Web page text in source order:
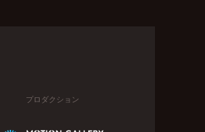
プロダクション